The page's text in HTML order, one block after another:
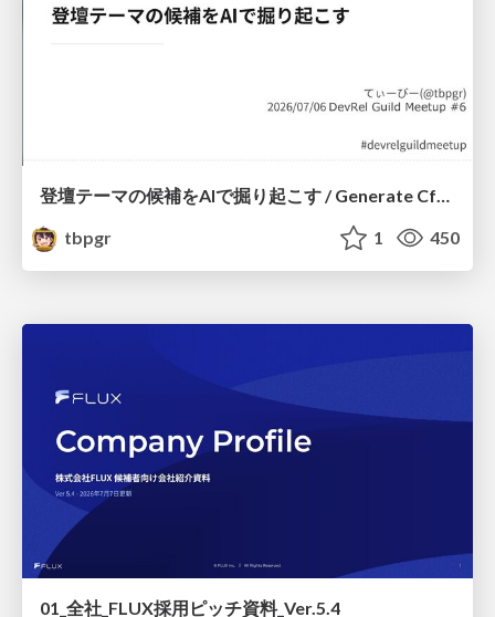
登壇テーマの候補をAIで掘り起こす / Generate CfP Ideas via-AI
tbpgr
1 450
01_全社_FLUX採用ピッチ資料_Ver.5.4